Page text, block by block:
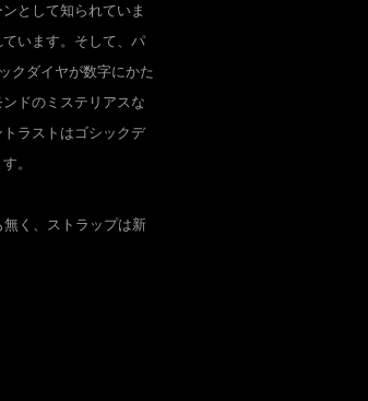
として知られていま
います。そして、パ
クダイヤが数字にかた
ドのミステリアスな
ラストはゴシックデ
。
く、ストラップは新